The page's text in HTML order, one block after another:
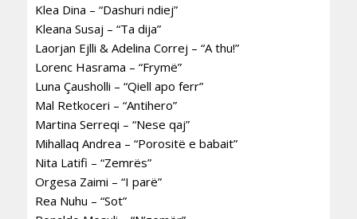
Klea Dina – “Dashuri ndiej”
Kleana Susaj – “Ta dija”
Laorjan Ejlli & Adelina Correj – “A thu!”
Lorenc Hasrama – “Frymë”
Luna Çausholli – “Qiell apo ferr”
Mal Retkoceri – “Antihero”
Martina Serreqi – “Nese qaj”
Mihallaq Andrea – “Porositë e babait”
Nita Latifi – “Zemrës”
Orgesa Zaimi – “I parë”
Rea Nuhu – “Sot”